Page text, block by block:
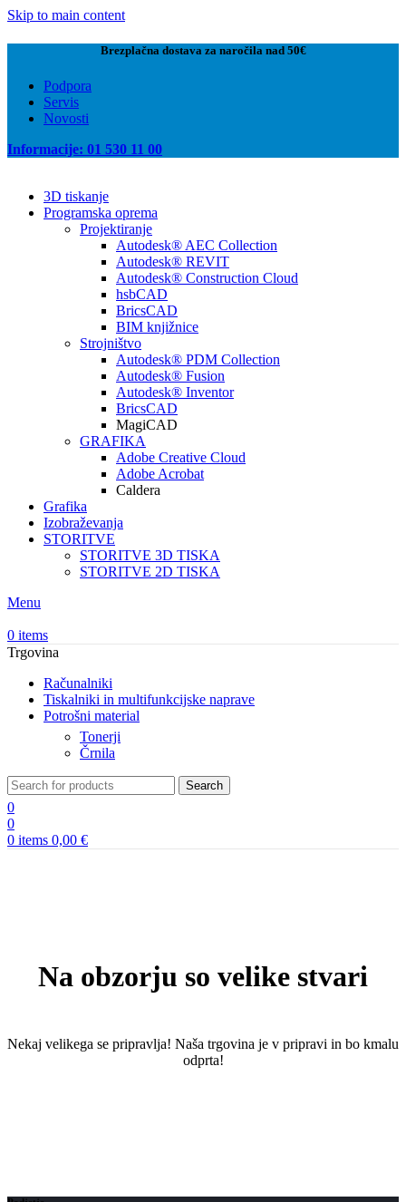
Skip to main content
Brezplačna dostava za naročila nad 50€
Podpora
Servis
Novosti
Informacije: 01 530 11 00
3D tiskanje
Programska oprema
Projektiranje
Autodesk® AEC Collection
Autodesk® REVIT
Autodesk® Construction Cloud
hsbCAD
BricsCAD
BIM knjižnice
Strojništvo
Autodesk® PDM Collection
Autodesk® Fusion
Autodesk® Inventor
BricsCAD
MagiCAD
GRAFIKA
Adobe Creative Cloud
Adobe Acrobat
Caldera
Grafika
Izobraževanja
STORITVE
STORITVE 3D TISKA
STORITVE 2D TISKA
Menu
0 items
Trgovina
Računalniki
Tiskalniki in multifunkcijske naprave
Potrošni material
Tonerji
Črnila
Search
0
0
0 items 0,00 €
Na obzorju so velike stvari
Nekaj ​​velikega se pripravlja! Naša trgovina je v pripravi in ​​bo kmalu
odprta!